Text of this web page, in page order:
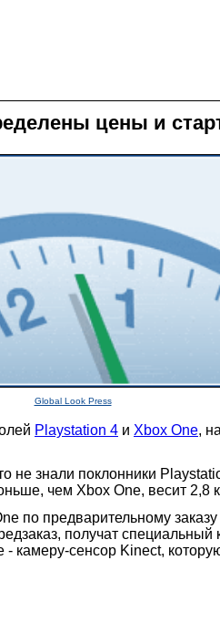
цены и
Global Look Press
Playstation 4 и Xbox One,
знали поклонники
чем Xbox One, весит 2,8
по предварительному
получат специальный
камеру-сенсор Kinect,